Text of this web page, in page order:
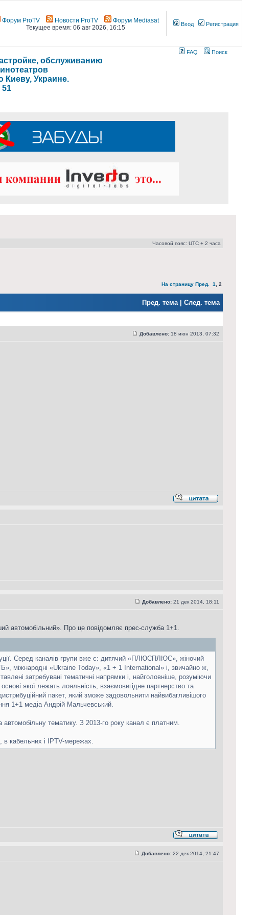
Форум ProTV Новости ProTV
Форум Mediasat
Текущее время: 06 авг 2026, 16:15
Вход Регистрация
FAQ Поиск
обслуживанию
Киеву, Украине.
51
Часовой пояс: UTC + 2 часа
На страницу Пред. 1 2
Пред. тема| След. тема
Добавлено: 18 июн 2013, 07:32
Добавлено: 21 дек 2014, 18:11
автомобільний». Про це повідомляє прес-служба 1+1.
Серед каналів групи вже є: дитячий «ПЛЮСПЛЮС», жіночий
міжнародні «Ukraine Today», «1 + 1 International» і, звичайно ж,
затребувані тематичні напрямки і, найголовніше, розуміючи
якої лежать лояльність, взаємовигідне партнерство та
пакет, який зможе задовольнити найвибагливішого
1+1 медіа Андрій Мальчевський.
тематику. З 2013-го року канал є платним.
в кабельних і IPTV-мережах.
Добавлено: 22 дек 2014, 21:47